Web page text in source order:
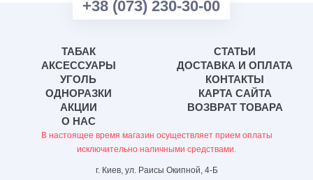
+38 (073) 230-30-00
ТАБАК
АКСЕССУАРЫ
УГОЛЬ
ОДНОРАЗКИ
АКЦИИ
О НАС
СТАТЬИ
ДОСТАВКА И ОПЛАТА
КОНТАКТЫ
КАРТА САЙТА
ВОЗВРАТ ТОВАРА
В настоящее время магазин осуществляет прием оплаты
исключительно наличными средствами.
г. Киев, ул. Раисы Окипной, 4-Б